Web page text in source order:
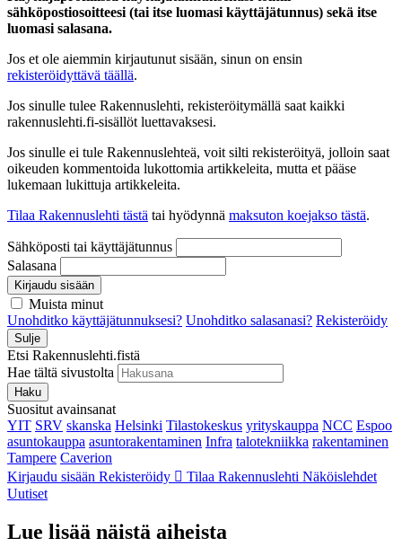
sähköpostiosoitteesi (tai itse luomasi käyttäjätunnus) sekä itse
luomasi salasana.
Jos et ole aiemmin kirjautunut sisään, sinun on ensin
rekisteröidyttävä täällä.
Jos sinulle tulee Rakennuslehti, rekisteröitymällä saat kaikki
rakennuslehti.fi-sisällöt luettavaksesi.
Jos sinulle ei tule Rakennuslehteä, voit silti rekisteröityä, jolloin saat
oikeuden kommentoida lukottomia artikkeleita, mutta et pääse
lukemaan lukittuja artikkeleita.
Tilaa Rakennuslehti tästä tai hyödynnä maksuton koejakso tästä.
Sähköposti tai käyttäjätunnus
Salasana
Kirjaudu sisään
Muista minut
Unohditko käyttäjätunnuksesi? Unohditko salasanasi? Rekisteröidy
Sulje
Etsi Rakennuslehti.fistä
Hae tältä sivustolta
Haku
Suositut avainsanat
YIT SRV skanska Helsinki Tilastokeskus yrityskauppa NCC Espoo
asuntokauppa asuntorakentaminen Infra talotekniikka rakentaminen
Tampere Caverion
Kirjaudu sisään Rekisteröidy Tilaa Rakennuslehti Näköislehdet
Uutiset
Lue lisää näistä aiheista